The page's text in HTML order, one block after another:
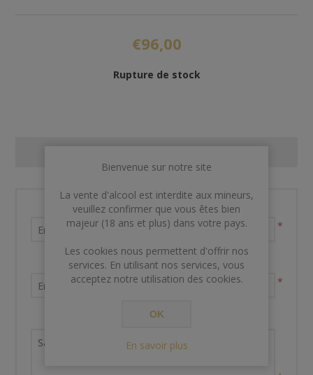
€96,00
Rupture de stock
Nom et prénom
*
Votre adresse email
*
Demande de renseignements
Bienvenue sur notre site
La vente d'alcool est interdite aux mineurs,
veuillez confirmer que vous êtes bien
majeur (18 ans et plus) dans votre pays.
Les cookies nous permettent d'offrir nos
services. En utilisant nos services, vous
acceptez notre utilisation des cookies.
OK
En savoir plus